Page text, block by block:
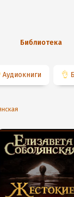
Библиотека
Аудиокниги 👌